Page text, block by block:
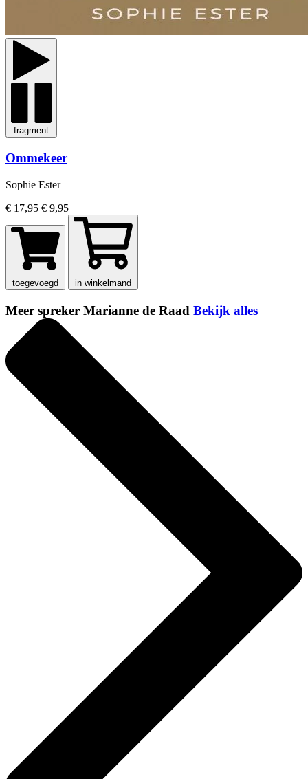
fragment
Ommekeer
Sophie Ester
€ 17,95 € 9,95
toegevoegd in winkelmand
Meer spreker Marianne de Raad Bekijk alles